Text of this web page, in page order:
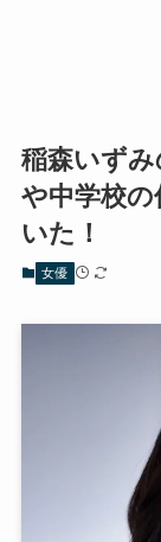
稲森いず
や中学校
いた！
女優